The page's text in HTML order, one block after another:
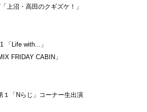
上沼・高田のクギズケ！」
「Life with...」
FRIDAY CABIN」
１「Nらじ」コーナー生出演